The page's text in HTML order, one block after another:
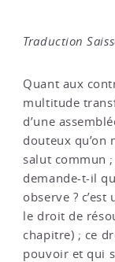
Traduction
Quant aux
multitude
d’une
douteux qu’on
salut commun
demande-t-il
observe ?
le droit de
chapitre) ; ce
pouvoir et qui